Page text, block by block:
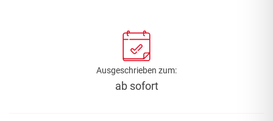
Ausgeschrieben zum:
ab sofort